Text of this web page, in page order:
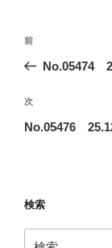
投
ビ
ゲ
ン
前
の
稿
前
No.05474
次
の
次
No.05476
検索